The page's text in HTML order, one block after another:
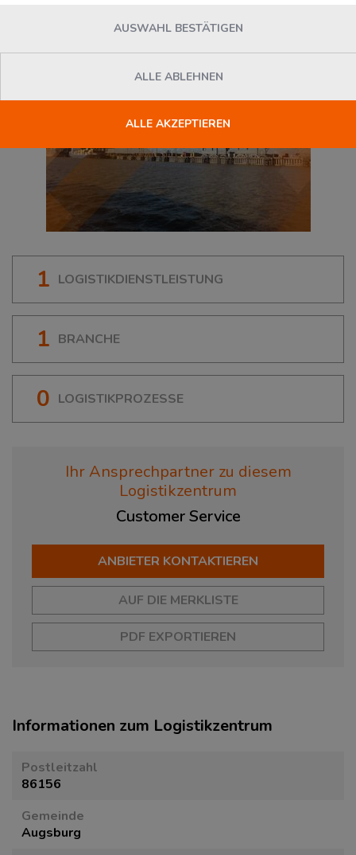
1 LOGISTIKDIENSTLEISTUNG
1 BRANCHE
0 LOGISTIKPROZESSE
Ihr Ansprechpartner zu diesem
Logistikzentrum
Customer Service
ANBIETER KONTAKTIEREN
AUF DIE MERKLISTE
PDF EXPORTIEREN
Informationen zum Logistikzentrum
Postleitzahl
86156
Gemeinde
Augsburg
AUSWAHL BESTÄTIGEN
ALLE ABLEHNEN
ALLE AKZEPTIEREN